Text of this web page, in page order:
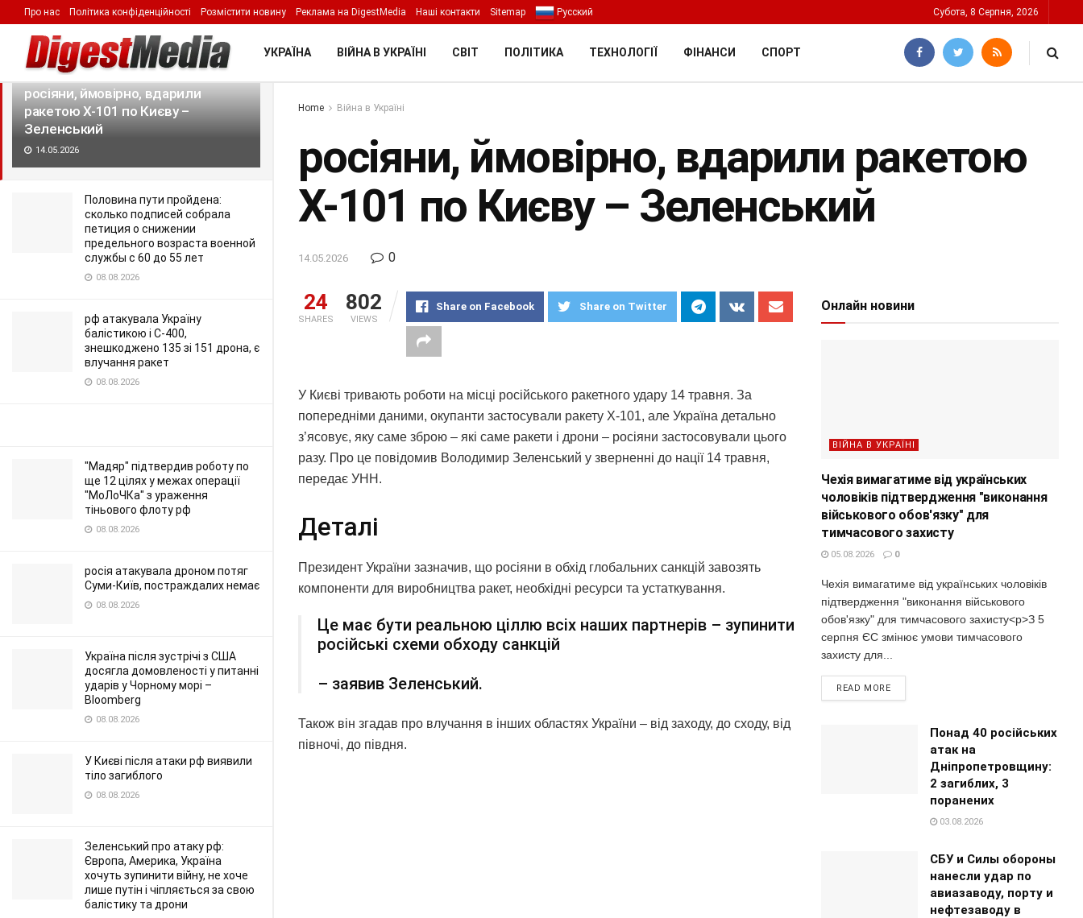
LATEST TRENDING Filter
росіяни, ймовірно, вдарили
ракетою Х-101 по Києву –
Зеленський
14.05.2026
Половина пути пройдена:
сколько подписей собрала
петиция о снижении
предельного возраста военной
службы с 60 до 55 лет
08.08.2026
рф атакувала Україну
балістикою і С-400,
знешкоджено 135 зі 151 дрона, є
влучання ракет
08.08.2026
"Мадяр" підтвердив роботу по
ще 12 цілях у межах операції
"МоЛоЧКа" з ураження
тіньового флоту рф
08.08.2026
росія атакувала дроном потяг
Суми-Київ, постраждалих немає
08.08.2026
Україна після зустрічі з США
досягла домовленості у питанні
ударів у Чорному морі –
Bloomberg
08.08.2026
У Києві після атаки рф виявили
тіло загиблого
08.08.2026
Зеленський про атаку рф:
Європа, Америка, Україна
хочуть зупинити війну, не хоче
лише путін і чіпляється за свою
балістику та дрони
Про нас Політика конфіденційності Розмістити новину Реклама на DigestMedia Наші контакти Sitemap Русский Субота, 8 Серпня, 2026
УКРАЇНА ВІЙНА В УКРАЇНІ СВІТ ПОЛІТИКА ТЕХНОЛОГІЇ ФІНАНСИ СПОРТ
Home Війна в Україні
росіяни, ймовірно, вдарили ракетою
Х-101 по Києву – Зеленський
14.05.2026 0
24
SHARES
802
VIEWS
Share on Facebook Share on Twitter
У Києві тривають роботи на місці російського ракетного удару 14 травня. За
попередніми даними, окупанти застосували ракету Х-101, але Україна детально
з’ясовує, яку саме зброю – які саме ракети і дрони – росіяни застосовували цього
разу. Про це повідомив Володимир Зеленський у зверненні до нації 14 травня,
передає УНН.
Деталі
Президент України зазначив, що росіяни в обхід глобальних санкцій завозять
компоненти для виробництва ракет, необхідні ресурси та устаткування.
Це має бути реальною ціллю всіх наших партнерів – зупинити
російські схеми обходу санкцій
– заявив Зеленський.
Також він згадав про влучання в інших областях України – від заходу, до сходу, від
півночі, до півдня.
Онлайн новини
ВІЙНА В УКРАЇНІ
Чехія вимагатиме від українських
чоловіків підтвердження "виконання
військового обов'язку" для
тимчасового захисту
05.08.2026 0
Чехія вимагатиме від українських чоловіків
підтвердження "виконання військового
обов'язку" для тимчасового захисту<p>З 5
серпня ЄС змінює умови тимчасового
захисту для...
READ MORE
Понад 40 російських
атак на
Дніпропетровщину:
2 загиблих, 3
поранених
03.08.2026
СБУ и Силы обороны
нанесли удар по
авиазаводу, порту и
нефтезаводу в